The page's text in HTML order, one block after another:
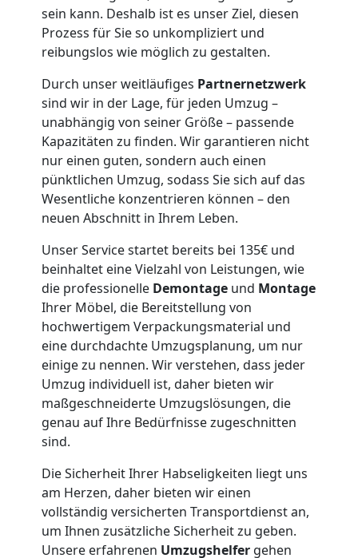
sein kann. Deshalb ist es unser Ziel, diesen
Prozess für Sie so unkompliziert und
reibungslos wie möglich zu gestalten.
Durch unser weitläufiges Partnernetzwerk
sind wir in der Lage, für jeden Umzug –
unabhängig von seiner Größe – passende
Kapazitäten zu finden. Wir garantieren nicht
nur einen guten, sondern auch einen
pünktlichen Umzug, sodass Sie sich auf das
Wesentliche konzentrieren können – den
neuen Abschnitt in Ihrem Leben.
Unser Service startet bereits bei 135€ und
beinhaltet eine Vielzahl von Leistungen, wie
die professionelle Demontage und Montage
Ihrer Möbel, die Bereitstellung von
hochwertigem Verpackungsmaterial und
eine durchdachte Umzugsplanung, um nur
einige zu nennen. Wir verstehen, dass jeder
Umzug individuell ist, daher bieten wir
maßgeschneiderte Umzugslösungen, die
genau auf Ihre Bedürfnisse zugeschnitten
sind.
Die Sicherheit Ihrer Habseligkeiten liegt uns
am Herzen, daher bieten wir einen
vollständig versicherten Transportdienst an,
um Ihnen zusätzliche Sicherheit zu geben.
Unsere erfahrenen Umzugshelfer gehen
Umzugshelfer
Wiener
Neustadt
Möbeltaxi
Wiener
Neustadt
Kleintransport
Wiener
Neustadt